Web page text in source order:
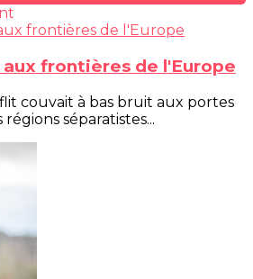
aux frontières de l'Europe
couvait à bas bruit aux portes
séparatistes...